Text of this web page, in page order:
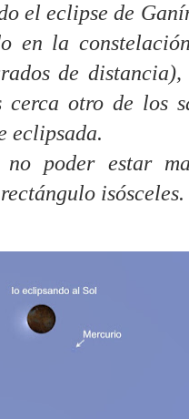
el eclipse de
en la
de
cerca otro de los
eclipsada.
no poder estar
isósceles.